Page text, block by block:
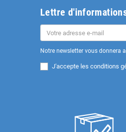
Lettre
Notre newsletter vous donnera
J'accepte les conditions